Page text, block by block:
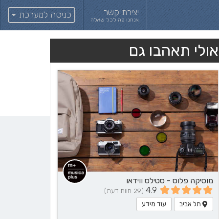
יצירת קשר
אנחנו פה לכל שאלה כניסה למערכת
אולי תאהבו גם
מוסיקה פלוס - סטילס ווידאו
4.9 (29 חוות דעת)
תל אביב עוד מידע